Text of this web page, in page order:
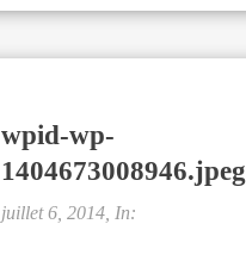
wpid-wp-
1404673008946.jpeg
juillet 6, 2014, In: